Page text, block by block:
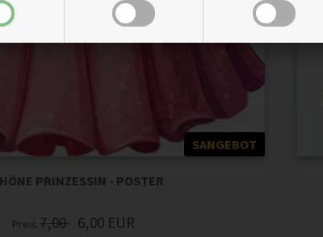
SANGEBOT
PRINZESSIN - POSTER
Preis7,00 6,00 EUR